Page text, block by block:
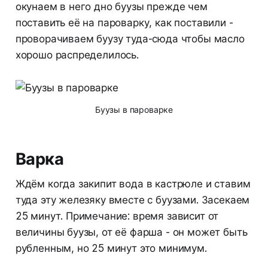
окунаем в него дно буузы прежде чем
поставить её на пароварку, как поставили -
проворачиваем буузу туда-сюда чтобы масло
хорошо распределилось.
Буузы в пароварке
Варка
Ждём когда закипит вода в кастрюле и ставим
туда эту железяку вместе с буузами. Засекаем
25 минут. Примечание: время зависит от
величины буузы, от её фарша - он может быть
рубленным, но 25 минут это минимум.